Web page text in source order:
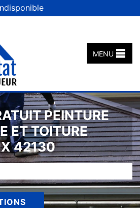
MENU
PEINTURE
ET TOITURE
42130